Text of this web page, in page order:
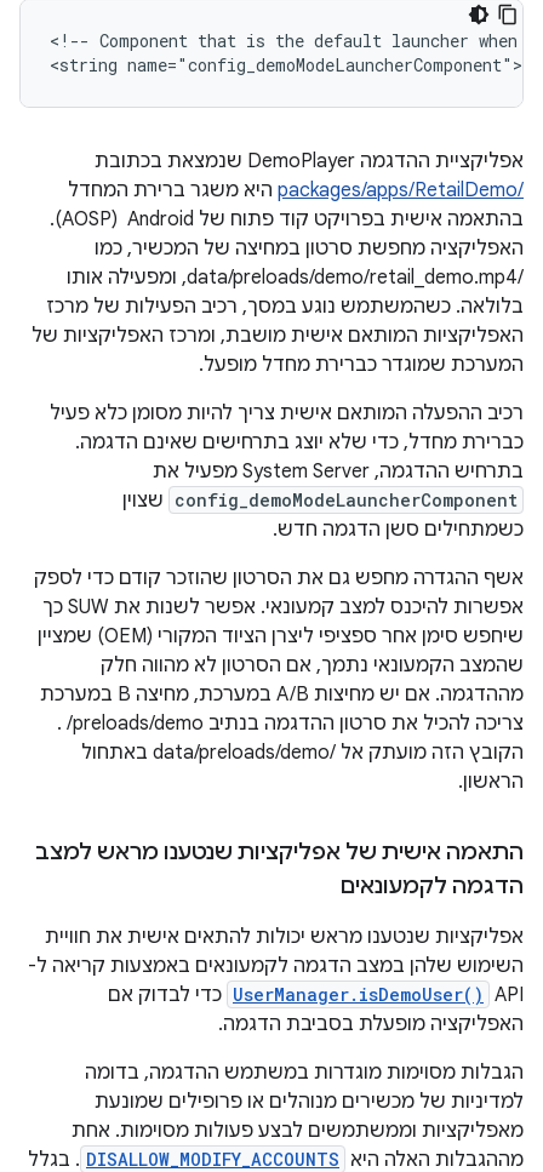
<!-- Component that is the default launcher when
אפליקציית ההדגמה DemoPlayer שנמצאת בכתובת
/packages/apps/RetailDemo
היא משגר ברירת המחדל
בהתאמה אישית בפרויקט קוד פתוח של Android ‏ (AOSP).
האפליקציה מחפשת סרטון במחיצה של המכשיר, כמו
/data/preloads/demo/retail_demo.mp4, ומפעילה אותו
בלולאה. כשהמשתמש נוגע במסך, רכיב הפעילות של מרכז
האפליקציות המותאם אישית מושבת, ומרכז האפליקציות של
המערכת שמוגדר כברירת מחדל מופעל.
רכיב ההפעלה המותאם אישית צריך להיות מסומן כלא פעיל
כברירת מחדל, כדי שלא יוצג בתרחישים שאינם הדגמה.
בתרחיש ההדגמה, System Server מפעיל את
config_demoModeLauncherComponent שצוין
כשמתחילים סשן הדגמה חדש.
אשף ההגדרה מחפש גם את הסרטון שהוזכר קודם כדי לספק
אפשרות להיכנס למצב קמעונאי. אפשר לשנות את SUW כך
שיחפש סימן אחר ספציפי ליצרן הציוד המקורי (OEM) שמציין
שהמצב הקמעונאי נתמך, אם הסרטון לא מהווה חלק
מההדגמה. אם יש מחיצות A/B במערכת, מחיצה B במערכת
צריכה להכיל את סרטון ההדגמה בנתיב ‎ /preloads/demo.
הקובץ הזה מועתק אל /data/preloads/demo באתחול
הראשון.
התאמה אישית של אפליקציות שנטענו מראש למצב
הדגמה לקמעונאים
אפליקציות שנטענו מראש יכולות להתאים אישית את חוויית
השימוש שלהן במצב הדגמה לקמעונאים באמצעות קריאה ל-
API‏
UserManager.isDemoUser() כדי לבדוק אם
האפליקציה מופעלת בסביבת הדגמה.
הגבלות מסוימות מוגדרות במשתמש ההדגמה, בדומה
למדיניות של מכשירים מנוהלים או פרופילים שמונעת
מאפליקציות וממשתמשים לבצע פעולות מסוימות. אחת
מההגבלות האלה היא DISALLOW_MODIFY_ACCOUNTS . בגלל